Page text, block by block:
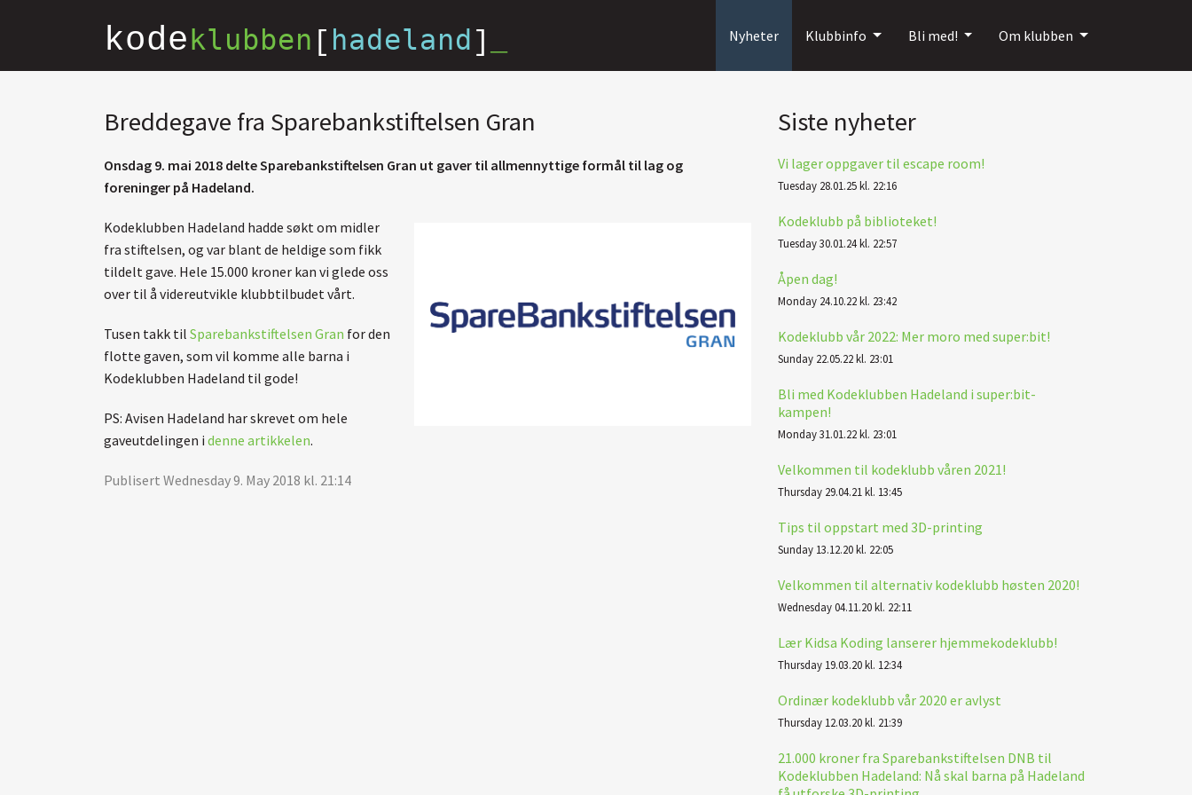
kodeklubben [ hadeland] Nyheter Klubbinfo Bli med! Om klubben
Breddegave fra Sparebankstiftelsen Gran
Onsdag 9. mai 2018 delte Sparebankstiftelsen Gran ut gaver til allmennyttige formål til lag og
foreninger på Hadeland.
Kodeklubben Hadeland hadde søkt om midler
fra stiftelsen, og var blant de heldige som fikk
tildelt gave. Hele 15.000 kroner kan vi glede oss
over til å videreutvikle klubbtilbudet vårt.
Tusen takk til Sparebankstiftelsen Gran for den
flotte gaven, som vil komme alle barna i
Kodeklubben Hadeland til gode!
PS: Avisen Hadeland har skrevet om hele
gaveutdelingen i denne artikkelen.
Publisert Wednesday 9. May 2018 kl. 21:14
Siste nyheter
Vi lager oppgaver til escape room!
Tuesday 28.01.25 kl. 22:16
Kodeklubb på biblioteket!
Tuesday 30.01.24 kl. 22:57
Åpen dag!
Monday 24.10.22 kl. 23:42
Kodeklubb vår 2022: Mer moro med super:bit!
Sunday 22.05.22 kl. 23:01
Bli med Kodeklubben Hadeland i super:bit-
kampen!
Monday 31.01.22 kl. 23:01
Velkommen til kodeklubb våren 2021!
Thursday 29.04.21 kl. 13:45
Tips til oppstart med 3D-printing
Sunday 13.12.20 kl. 22:05
Velkommen til alternativ kodeklubb høsten 2020!
Wednesday 04.11.20 kl. 22:11
Lær Kidsa Koding lanserer hjemmekodeklubb!
Thursday 19.03.20 kl. 12:34
Ordinær kodeklubb vår 2020 er avlyst
Thursday 12.03.20 kl. 21:39
21.000 kroner fra Sparebankstiftelsen DNB til
Kodeklubben Hadeland: Nå skal barna på Hadeland